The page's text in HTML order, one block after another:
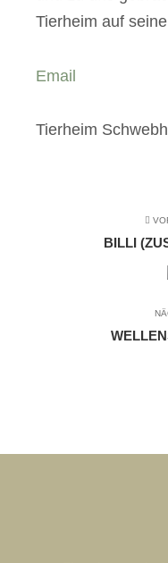
Tierheim auf
Email
Tierheim
BILLI